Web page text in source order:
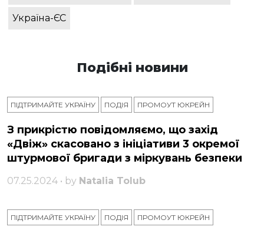
Україна-ЄС
Подібні новини
ПІДТРИМАЙТЕ УКРАЇНУ ПОДІЯ ПРОМОУТ ЮКРЕЙН
З прикрістю повідомляємо, що захід
«Двіж» скасовано з ініціативи 3 окремої
штурмової бригади з міркувань безпеки
07.25.2024 • by Natalia Tolub
ПІДТРИМАЙТЕ УКРАЇНУ ПОДІЯ ПРОМОУТ ЮКРЕЙН